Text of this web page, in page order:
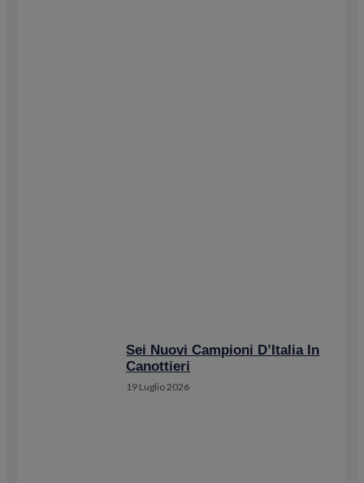
Sei Nuovi Campioni D’Italia In
Canottieri
19 Luglio 2026